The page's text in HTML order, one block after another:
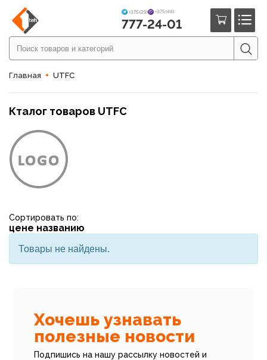
+375 (29) +375 (44)
777-24-01
Главная UTFC
Кталог товаров UTFC
Сортировать по:
цене названию
Товары не найдены.
Хочешь узнавать
полезные новости
Подпишись на нашу рассылку новостей и